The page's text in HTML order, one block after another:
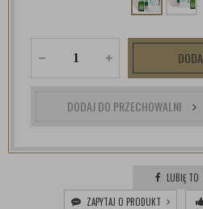
DODAJ DO PRZECHOWALNI
LUBIĘ TO
ZAPYTAJ O PRODUKT